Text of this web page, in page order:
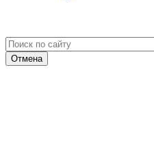
Отмена